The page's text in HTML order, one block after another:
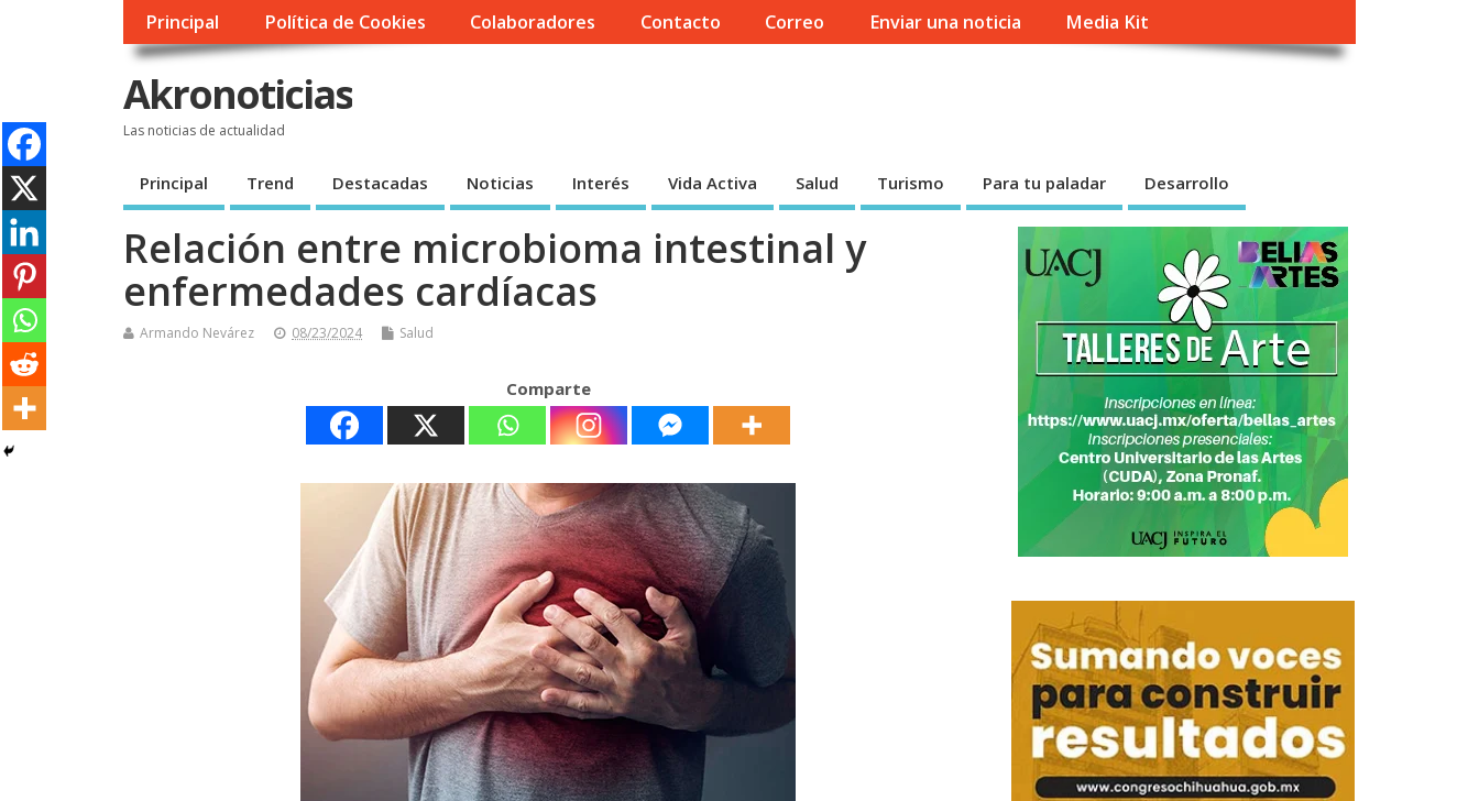
Principal Política de Cookies Colaboradores Contacto Correo Enviar una noticia Media Kit
Akronoticias
Las noticias de actualidad
Principal Trend Destacadas Noticias Interés Vida Activa Salud Turismo Para tu paladar Desarrollo
Relación entre microbioma intestinal y
enfermedades cardíacas
Armando Nevárez 08/23/2024 Salud
Comparte